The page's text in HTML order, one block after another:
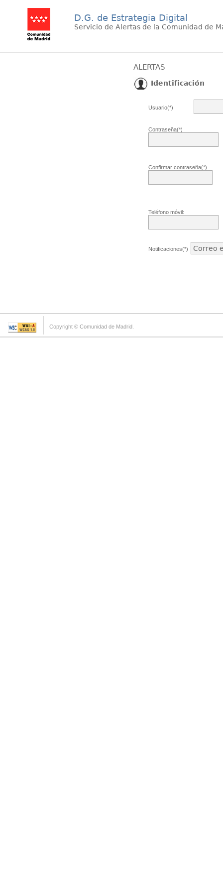
D.G. de Estrategia Digital
Servicio de Alertas de la Comunidad de
ALERTAS
Identificación
Usuario(*)
Contraseña(*)
Confirmar contraseña(*)
Teléfono móvil:
Notificaciones(*)
Copyright © Comunidad de Madrid.